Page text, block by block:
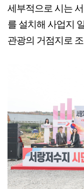
세부적으로 시는
를 설치해 사업지
관광의 거점지로